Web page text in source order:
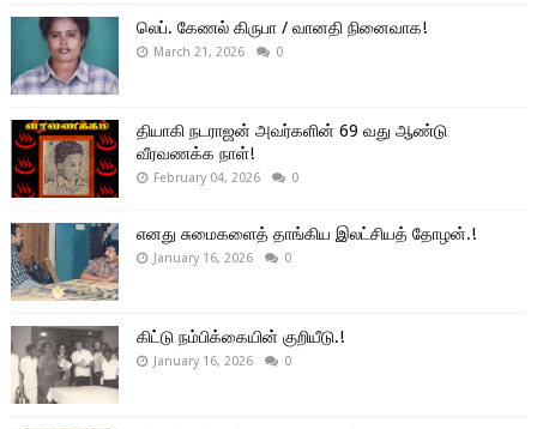
லெப். கேணல் கிருபா / வானதி நினைவாக!
March 21, 2026 0
தியாகி நடராஜன் அவர்களின் 69 வது ஆண்டு
வீரவணக்க நாள்!
February 04, 2026 0
எனது சுமைகளைத் தாங்கிய இலட்சியத் தோழன்.!
January 16, 2026 0
கிட்டு நம்பிக்கையின் குறியீடு.!
January 16, 2026 0